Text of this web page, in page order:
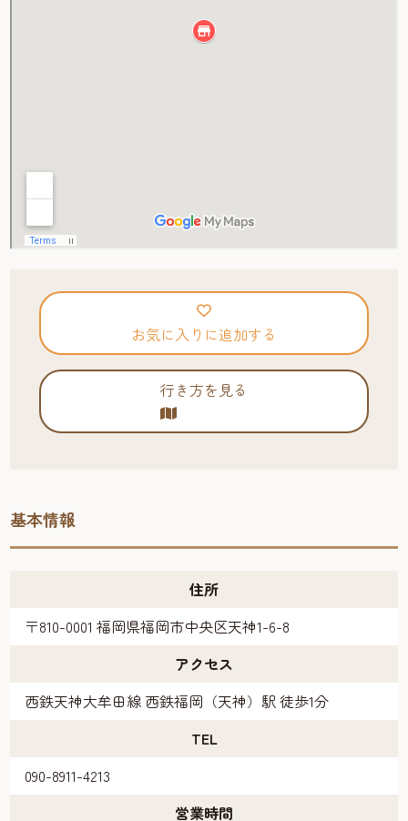
お気に入りに追加する
行き方を見る
基本情報
住所
〒810-0001 福岡県福岡市中央区天神1-6-8
アクセス
西鉄天神大牟田線 西鉄福岡（天神）駅 徒歩1分
TEL
090-8911-4213
営業時間